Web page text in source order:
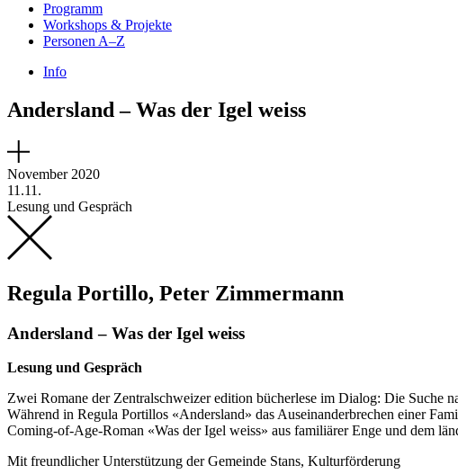
Programm
Workshops & Projekte
Personen A–Z
Info
Andersland – Was der Igel weiss
November 2020
11.11.
Lesung und Gespräch
Regula Portillo, Peter Zimmermann
Andersland – Was der Igel weiss
Lesung und Gespräch
Zwei Romane der Zentralschweizer edition bücherlese im Dialog: Die Suche
Während in Regula Portillos «Andersland» das Auseinanderbrechen einer
Coming-of-Age-Roman «Was der Igel weiss» aus familiärer Enge und dem
Mit freundlicher Unterstützung der Gemeinde Stans, Kulturförderung